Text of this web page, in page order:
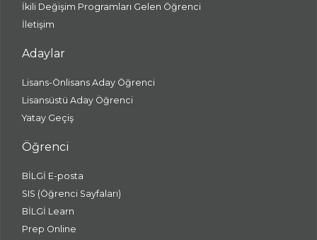
İkili Değişim Programları Gelen Öğrenci
İletişim
Adaylar
Lisans-Önlisans Aday Öğrenci
Lisansüstü Aday Öğrenci
Yatay Geçiş
Öğrenci
BİLGİ E-posta
SIS (Öğrenci Sayfaları)
BİLGİ Learn
Prep Online